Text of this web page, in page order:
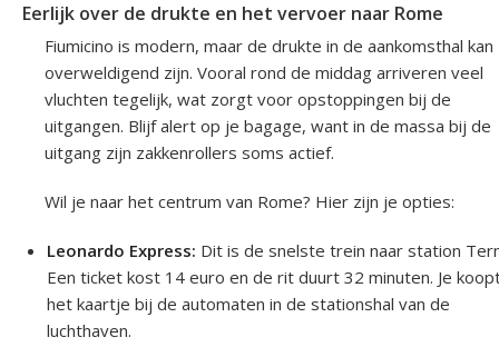
Eerlijk over de drukte en het vervoer naar Rome
Fiumicino is modern, maar de drukte in de aankomsthal kan
overweldigend zijn. Vooral rond de middag arriveren veel
vluchten tegelijk, wat zorgt voor opstoppingen bij de
uitgangen. Blijf alert op je bagage, want in de massa bij de
uitgang zijn zakkenrollers soms actief.
Wil je naar het centrum van Rome? Hier zijn je opties:
Leonardo Express: Dit is de snelste trein naar station
Een ticket kost 14 euro en de rit duurt 32 minuten. Je
het kaartje bij de automaten in de stationshal van de
luchthaven.